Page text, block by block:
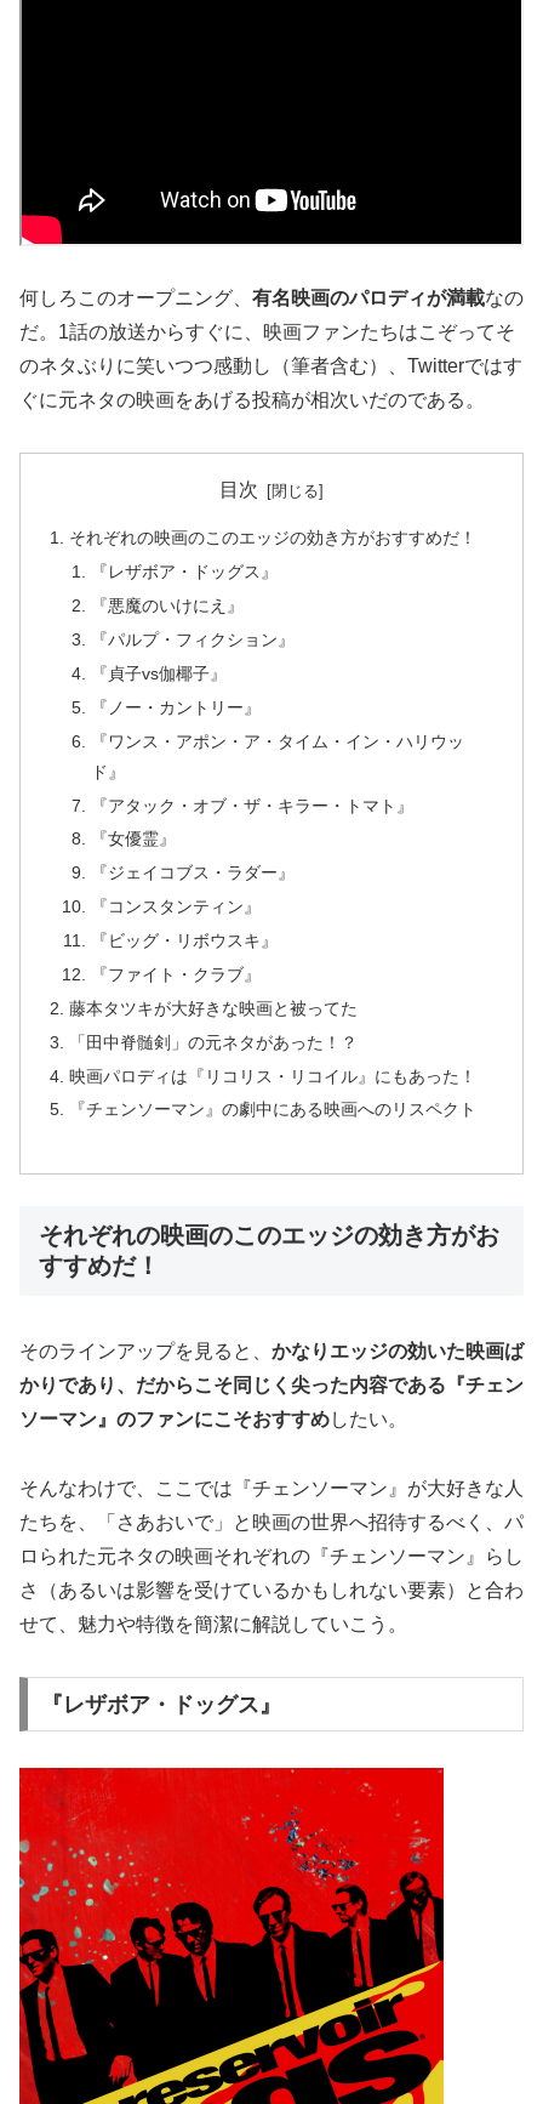
何しろこのオープニング、 有名映画のパロディが満載なの
だ。1話の放送からすぐに、映画ファンたちはこぞってそ
のネタぶりに笑いつつ感動し（筆者含む）、Twitterではす
ぐに元ネタの映画をあげる投稿が相次いだのである。
目次
それぞれの映画のこのエッジの効き方がおすすめだ！
『レザボア・ドッグス』
『悪魔のいけにえ』
『パルプ・フィクション』
『貞子vs伽椰子』
『ノー・カントリー』
『ワンス・アポン・ア・タイム・イン・ハリウッ
ド』
『アタック・オブ・ザ・キラー・トマト』
『女優霊』
『ジェイコブス・ラダー』
『コンスタンティン』
『ビッグ・リボウスキ』
『ファイト・クラブ』
藤本タツキが大好きな映画と被ってた
「田中脊髄剣」の元ネタがあった！？
映画パロディは『リコリス・リコイル』にもあった！
『チェンソーマン』の劇中にある映画へのリスペクト
それぞれの映画のこのエッジの効き方がお
すすめだ！
そのラインアップを見ると、 かなりエッジの効いた映画ば
かりであり、だからこそ同じく尖った内容である『チェン
ソーマン』のファンにこそおすすめしたい。
そんなわけで、ここでは『チェンソーマン』が大好きな人
たちを、「さあおいで」と映画の世界へ招待するべく、パ
ロられた元ネタの映画それぞれの『チェンソーマン』らし
さ（あるいは影響を受けているかもしれない要素）と合わ
せて、魅力や特徴を簡潔に解説していこう。
『レザボア・ドッグス』